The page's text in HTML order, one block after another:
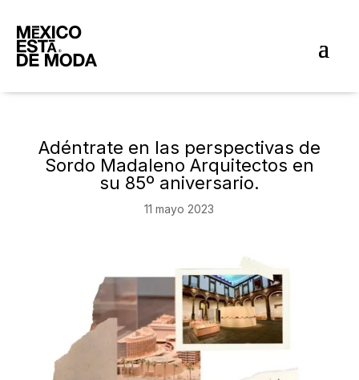
Adéntrate en las perspectivas de
Sordo Madaleno Arquitectos en
su 85º aniversario.
11 mayo 2023